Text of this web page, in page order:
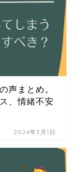
声まとめ。
、情緒不安
2024年3月1日